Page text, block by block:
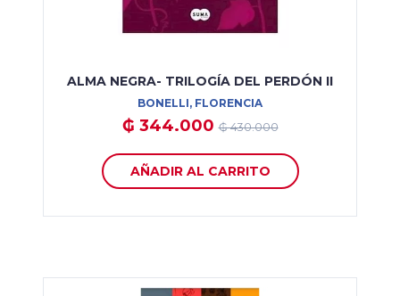
ALMA NEGRA- TRILOGÍA DEL PERDÓN II
BONELLI, FLORENCIA
₲ 344.000₲ 430.000
AÑADIR AL CARRITO